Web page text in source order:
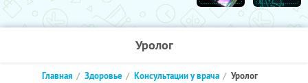
Уролог
Главная Здоровье Консультации у врача Уролог